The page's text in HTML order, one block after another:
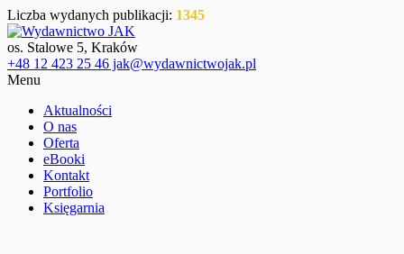
Liczba wydanych publikacji: 1345
os. Stalowe 5, Kraków
+48 12 423 25 46 jak@wydawnictwojak.pl
Menu
Aktualności
O nas
Oferta
eBooki
Kontakt
Portfolio
Księgarnia